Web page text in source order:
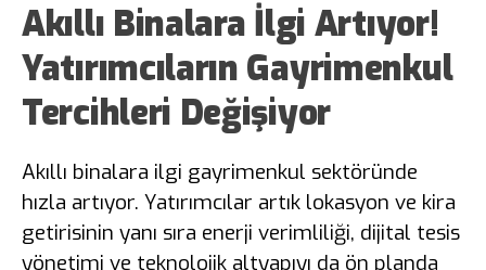
Akıllı Binalara İlgi Artıyor!
Yatırımcıların Gayrimenkul
Tercihleri Değişiyor
Akıllı binalara ilgi gayrimenkul sektöründe
hızla artıyor. Yatırımcılar artık lokasyon ve kira
getirisinin yanı sıra enerji verimliliği, dijital tesis
yönetimi ve teknolojik altyapıyı da ön planda